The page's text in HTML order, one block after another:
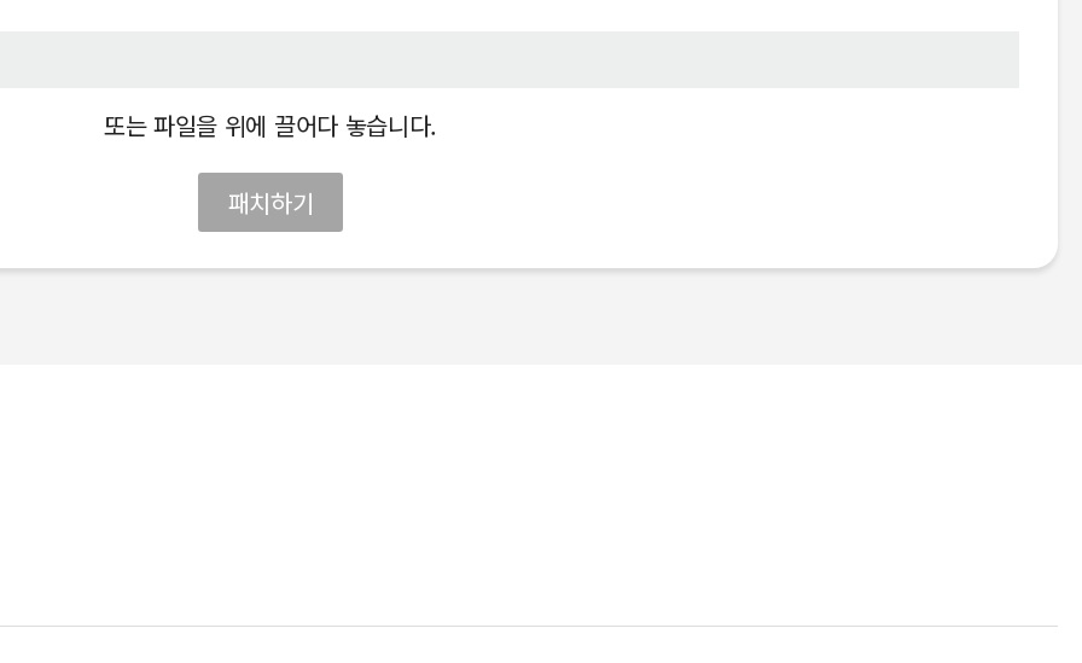
또는 파일을 위에 끌어다 놓습니다.
패치하기